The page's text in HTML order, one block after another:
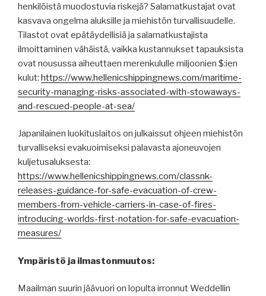
henkilöistä muodostuvia riskejä? Salamatkustajat ovat
kasvava ongelma aluksille ja miehistön turvallisuudelle.
Tilastot ovat epätäydellisiä ja salamatkustajista
ilmoittaminen vähäistä, vaikka kustannukset tapauksista
ovat nousussa aiheuttaen merenkululle miljoonien $:ien
kulut: https://www.hellenicshippingnews.com/maritime-
security-managing-risks-associated-with-stowaways-
and-rescued-people-at-sea/
Japanilainen luokituslaitos on julkaissut ohjeen miehistön
turvalliseksi evakuoimiseksi palavasta ajoneuvojen
kuljetusaluksesta:
https://www.hellenicshippingnews.com/classnk-
releases-guidance-for-safe-evacuation-of-crew-
members-from-vehicle-carriers-in-case-of-fires-
introducing-worlds-first-notation-for-safe-evacuation-
measures/
Ympäristö ja ilmastonmuutos:
Maailman suurin jäävuori on lopulta irronnut Weddellin